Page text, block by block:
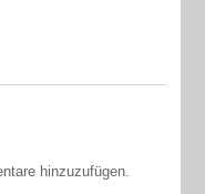
hinzuzufügen.